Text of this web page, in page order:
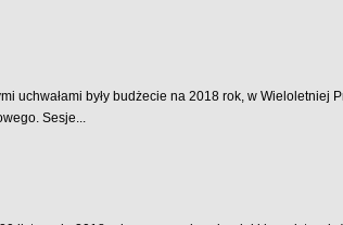
uchwałami były budżecie na 2018 rok, w Wieloletniej
Sesje...